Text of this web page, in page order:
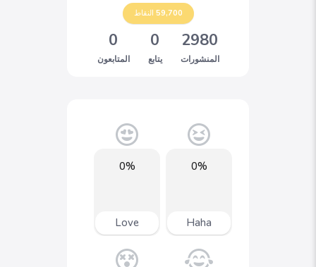
59,700 النقاط
2980
المنشورات
0
يتابع
0
المتابعون
0%
Haha
0%
Love